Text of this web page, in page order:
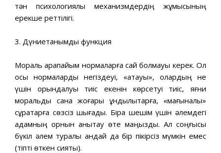
тән психологиялық механизмдердің жұмысының
ерекше реттілігі.
3. Дүниетанымдық функция
Мораль қарапайым нормаларға сай болмауы керек. Ол
осы нормаларды негіздеуі, «ақтауы», олардың не
үшін орындалуы тиіс екенін көрсетуі тиіс, яғни
моральдық сана жоғары құндылықтарға, «мағыналы»
сұрақтарға сөзсіз шығады. Бірақ шешім үшін әлемдегі
адамның орнын анықтау өте маңызды. Ал соңғысы
бүкіл әлем туралы қандай да бір пікірсіз мүмкін емес
(тіпті өткен сияқты).